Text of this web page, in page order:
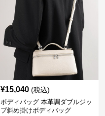
¥15,040 (税込)
ボディバッグ 本革調ダブルジッ
プ斜め掛けボディバッグ